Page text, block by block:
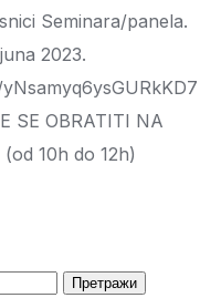
Seminara/panela.
2023.
SE OBRATITI NA
10h do 12h)